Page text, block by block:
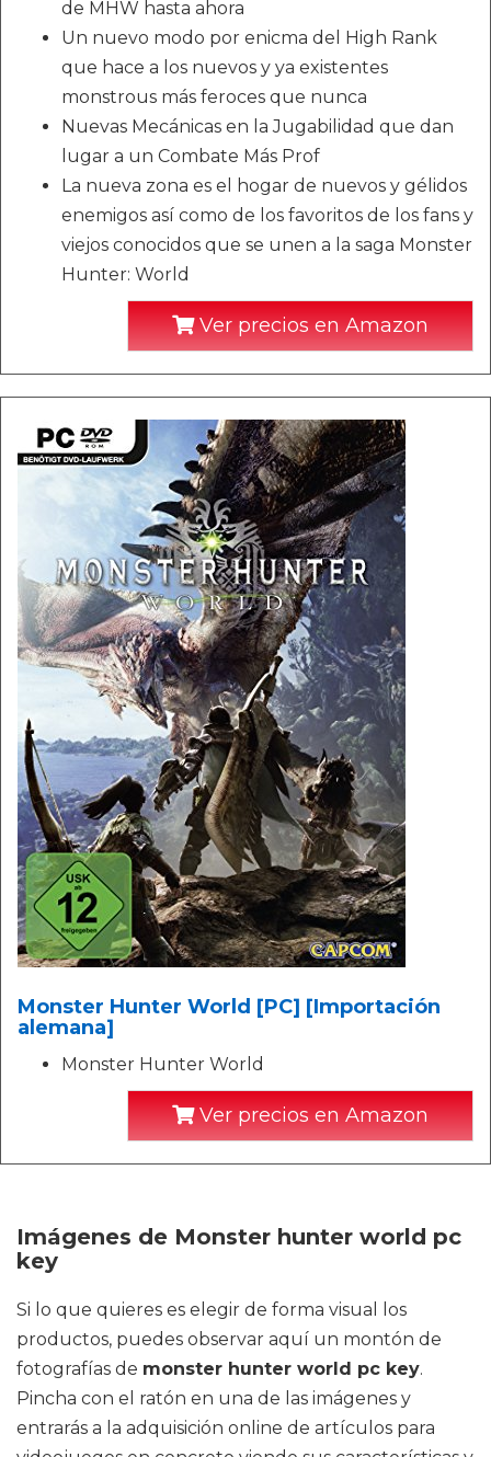
de MHW hasta ahora
Un nuevo modo por enicma del High Rank
que hace a los nuevos y ya existentes
monstrous más feroces que nunca
Nuevas Mecánicas en la Jugabilidad que dan
lugar a un Combate Más Prof
La nueva zona es el hogar de nuevos y gélidos
enemigos así como de los favoritos de los fans y
viejos conocidos que se unen a la saga Monster
Hunter: World
Ver precios en Amazon
Monster Hunter World [PC] [Importación
alemana]
Monster Hunter World
Ver precios en Amazon
Imágenes de Monster hunter world pc
key
Si lo que quieres es elegir de forma visual los
productos, puedes observar aquí un montón de
fotografías de monster hunter world pc key.
Pincha con el ratón en una de las imágenes y
entrarás a la adquisición online de artículos para